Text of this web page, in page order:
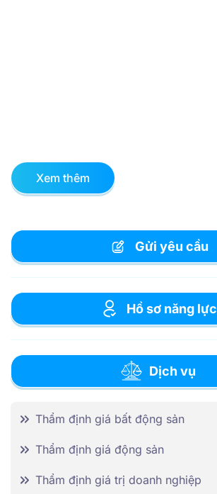
Xem thêm
Gửi yêu cầu
Hồ sơ năng lực
Dịch vụ
Thẩm định giá bất động sản
Thẩm định giá động sản
Thẩm định giá trị doanh nghiệp